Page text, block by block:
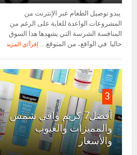
يبدو توصيل الطعام عبر الإنترنت من
المشروعات الواعدة للغاية على الرغم من
المنافسة الشرسة التي يشهدها هذا السوق
حاليا. في الواقع، من المتوقع ...
إقرأ/ي المزيد
3
أفضل7 كريم واقي شمس
والمميزات والعيوب
والأسعار